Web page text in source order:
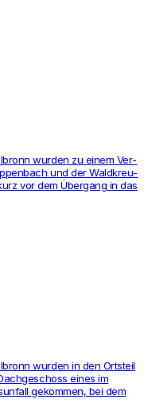
wurden zu einem Ver­
und der Wald­kreu­
vor dem Übergang in das
wurden in den Orts­teil
eines im
gekommen, bei dem